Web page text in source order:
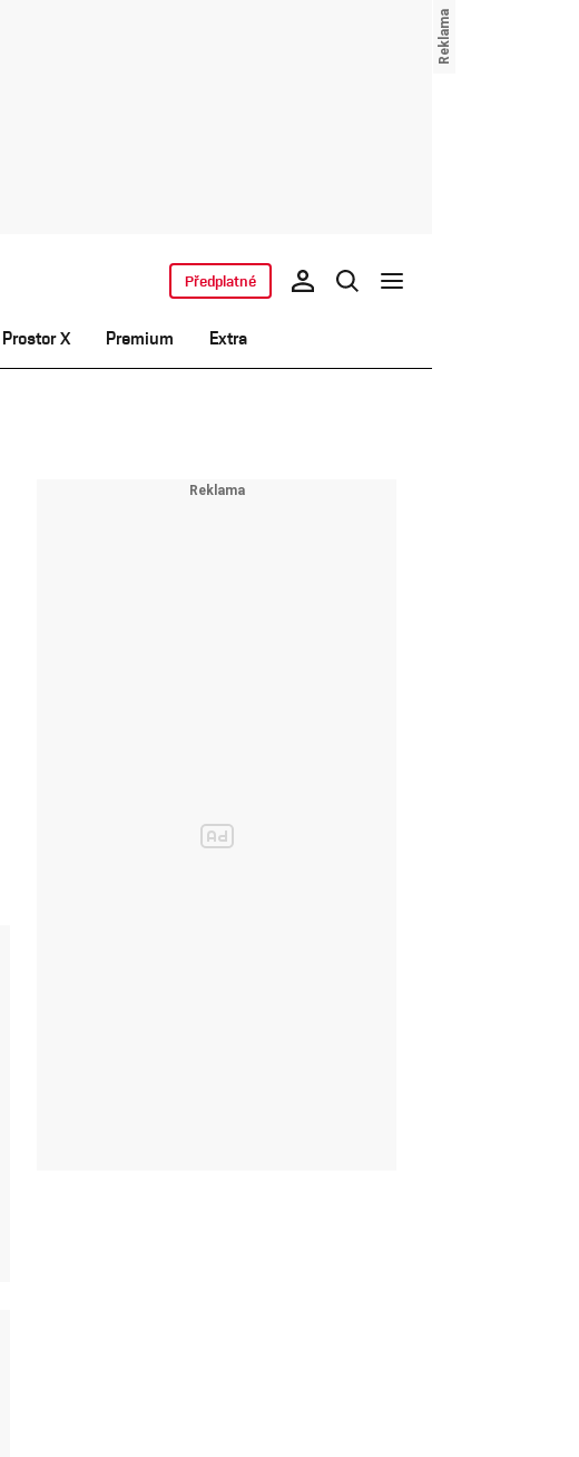
Prostor X Premium Extra
Předplatné